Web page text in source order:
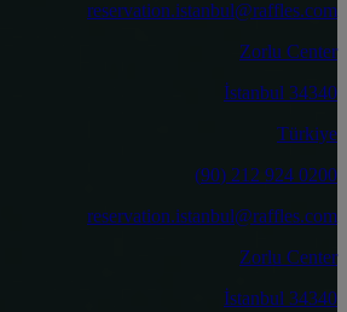
reservation.istanbul@raffles.com
Zorlu Center
34340 İstanbul
Türkiye
0200 924 212 (90)
reservation.istanbul@raffles.com
Zorlu Center
34340 İstanbul